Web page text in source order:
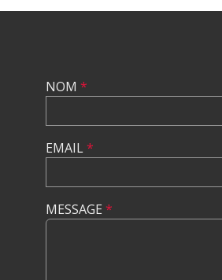
NOM *
EMAIL*
MESSAGE *